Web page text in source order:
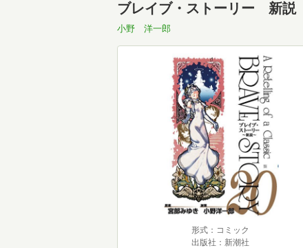
ブレイブ・ストーリー 新
小野 洋一郎
形式：コミック
出版社：新潮社